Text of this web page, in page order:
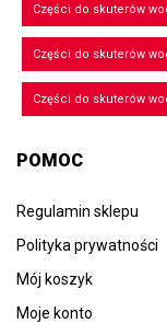
Części do skuterów
Części do skuterów
Części do skuterów
POMOC
Regulamin sklepu
Polityka prywatności
Mój koszyk
Moje konto